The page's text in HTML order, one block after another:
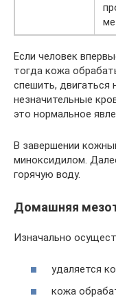
Если человек
тогда кожа
спешить, двигаться
незначительные
это нормальное
В завершении
миноксидилом.
горячую воду.
Домашняя
Изначально
удаляется
кожа